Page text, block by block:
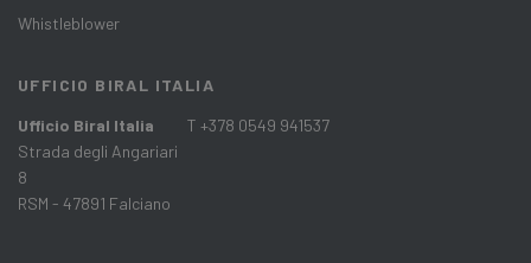
Whistleblower
UFFICIO BIRAL ITALIA
Ufficio Biral Italia
Strada degli Angariari
8
RSM - 47891 Falciano
T +378 0549 941537